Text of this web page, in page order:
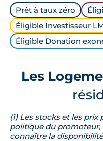
Prêt à taux zéro
Éligible Investisseur
Éligible Donation
Les
(1) Les stocks et les
politique du
connaître la